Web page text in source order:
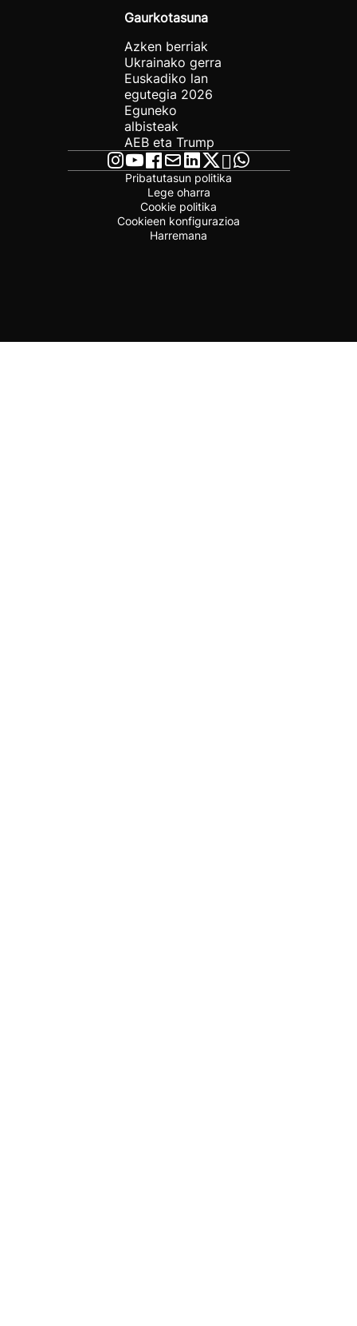
Gaurkotasuna
Azken berriak
Ukrainako gerra
Euskadiko lan
egutegia 2026
Eguneko
albisteak
AEB eta Trump
Pribatutasun politika
Lege oharra
Cookie politika
Cookieen konfigurazioa
Harremana